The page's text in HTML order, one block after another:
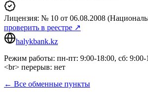
Лицензия: № 10 от 06.08.2008
проверить в реестре ↗
halykbank.kz
Режим работы: пн-пт: 9:00-18:00, сб:
<br> перерыв: нет
← Все обменные пункты